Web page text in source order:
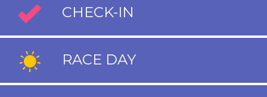
CHECK-IN
RACE DAY